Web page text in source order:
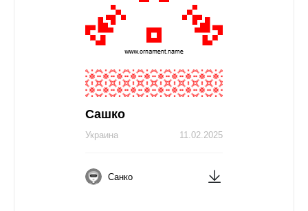
Сашко
11.02.2025
Украина
Санко